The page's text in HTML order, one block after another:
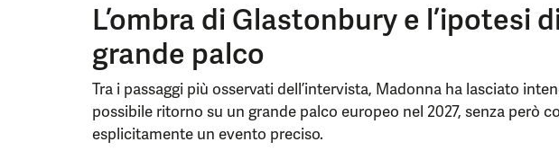
L’ombra di Glastonbury e l’ipotesi
grande palco
Tra i passaggi più osservati dell’intervista, Madonna ha lasciato
possibile ritorno su un grande palco europeo nel 2027, senza però
esplicitamente un evento preciso.